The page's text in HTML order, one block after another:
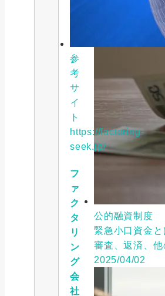
参
考
サ
イ
ト
https://factoring-
seek.jp/
フ
ァ
ク
タ
リ
ン
グ
会
社
公的融資制度
緊急小口資金
審査、返済、他
2025/04/02